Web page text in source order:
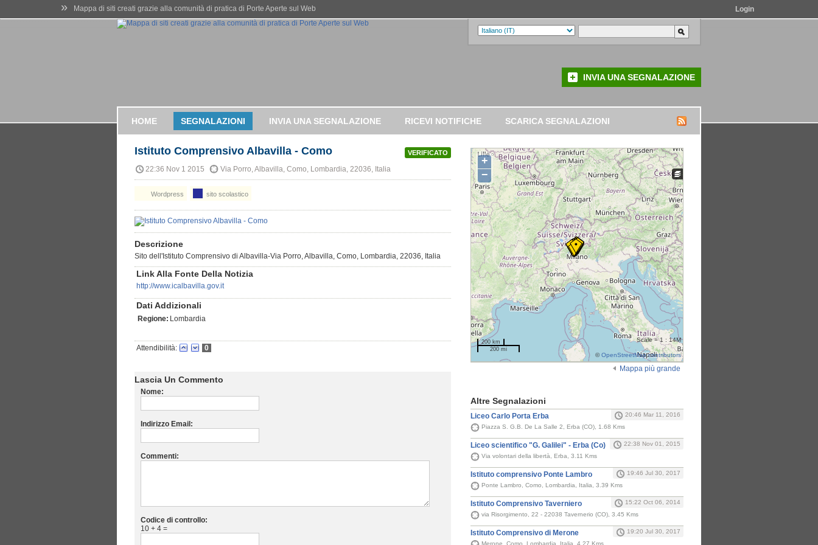
» Mappa di siti creati grazie alla comunità di pratica di Porte Aperte sul Web Login
INVIA UNA SEGNALAZIONE
HOME SEGNALAZIONI INVIA UNA SEGNALAZIONE RICEVI NOTIFICHE SCARICA SEGNALAZIONI
VERIFICATO
Istituto Comprensivo Albavilla - Como
22:36 Nov 1 2015 Via Porro, Albavilla, Como, Lombardia, 22036, Italia
Wordpress sito scolastico
Descrizione
Sito dell'Istituto Comprensivo di Albavilla-Via Porro, Albavilla, Como, Lombardia, 22036, Italia
Link Alla Fonte Della Notizia
http://www.icalbavilla.gov.it
Dati Addizionali
Regione: Lombardia
Attendibilità: 0
Lascia Un Commento
Nome:
Indirizzo Email:
Commenti:
Codice di controllo:
10 + 4 =
+
−
200 km
200 mi
Scale = 1 : 14M
©OpenStreetMap contributors
Mappa più grande
Altre Segnalazioni
Liceo Carlo Porta Erba
20:46 Mar 11, 2016
Piazza S. G.B. De La Salle 2, Erba (CO), 1.68 Kms
Liceo scientifico "G. Galilei" - Erba (Co)
22:38 Nov 01, 2015
Via volontari della libertà, Erba, 3.11 Kms
Istituto comprensivo Ponte Lambro
19:46 Jul 30, 2017
Ponte Lambro, Como, Lombardia, Italia, 3.39 Kms
Istituto Comprensivo Taverniero
15:22 Oct 06, 2014
via Risorgimento, 22 - 22038 Tavernerio (CO), 3.45 Kms
Istituto Comprensivo di Merone
19:20 Jul 30, 2017
Merone, Como, Lombardia, Italia, 4.27 Kms